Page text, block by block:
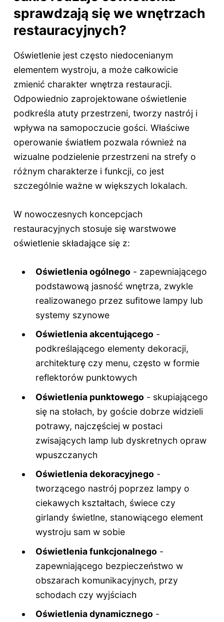
sprawdzają się we wnętrzach
restauracyjnych?
Oświetlenie jest często niedocenianym
elementem wystroju, a może całkowicie
zmienić charakter wnętrza restauracji.
Odpowiednio zaprojektowane oświetlenie
podkreśla atuty przestrzeni, tworzy nastrój i
wpływa na samopoczucie gości. Właściwe
operowanie światłem pozwala również na
wizualne podzielenie przestrzeni na strefy o
różnym charakterze i funkcji, co jest
szczególnie ważne w większych lokalach.
W nowoczesnych koncepcjach
restauracyjnych stosuje się warstwowe
oświetlenie składające się z:
Oświetlenia ogólnego - zapewniającego
podstawową jasność wnętrza, zwykle
realizowanego przez sufitowe lampy lub
systemy szynowe
Oświetlenia akcentującego -
podkreślającego elementy dekoracji,
architekturę czy menu, często w formie
reflektorów punktowych
Oświetlenia punktowego - skupiającego
się na stołach, by goście dobrze widzieli
potrawy, najczęściej w postaci
zwisających lamp lub dyskretnych opraw
wpuszczanych
Oświetlenia dekoracyjnego -
tworzącego nastrój poprzez lampy o
ciekawych kształtach, świece czy
girlandy świetlne, stanowiącego element
wystroju sam w sobie
Oświetlenia funkcjonalnego -
zapewniającego bezpieczeństwo w
obszarach komunikacyjnych, przy
schodach czy wyjściach
Oświetlenia dynamicznego -